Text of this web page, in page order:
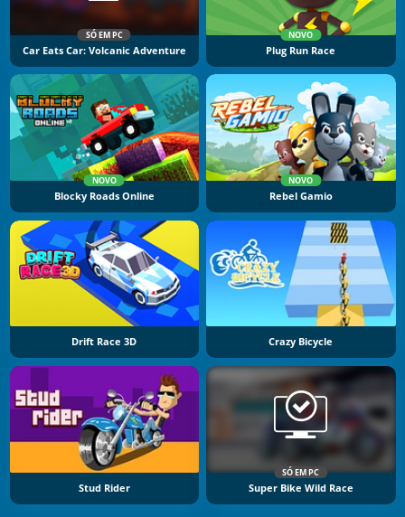
SÓ EM PC
Car Eats Car: Volcanic Adventure
NOVO
Plug Run Race
NOVO
Blocky Roads Online
NOVO
Rebel Gamio
Drift Race 3D Crazy Bicycle
Stud Rider
SÓ EM PC
Super Bike Wild Race